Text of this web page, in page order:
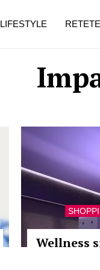
Wellness
LIFESTYLE RETETE
vârstă
de